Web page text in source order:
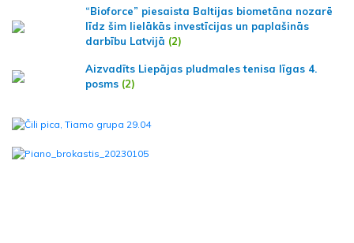
“Bioforce” piesaista Baltijas biometāna nozarē
līdz šim lielākās investīcijas un paplašinās
darbību Latvijā (2)
Aizvadīts Liepājas pludmales tenisa līgas 4.
posms (2)